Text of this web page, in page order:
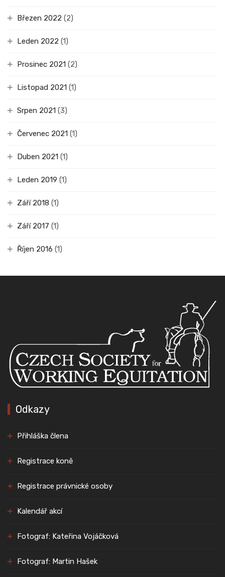
Březen 2022 (2)
Leden 2022 (1)
Prosinec 2021 (2)
Listopad 2021 (1)
Srpen 2021 (3)
Červenec 2021 (1)
Duben 2021 (1)
Leden 2019 (1)
Září 2018 (1)
Září 2017 (1)
Říjen 2016 (1)
Odkazy
Přihláška člena
Registrace koně
Registrace právnické osoby
Kalendář akcí
Fotograf: Kateřina Vojáčková
Fotograf: Martin Hašek